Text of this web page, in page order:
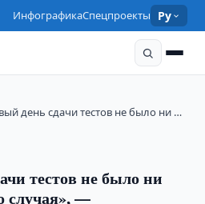
ИнфографикаСпецпроекты Ру
день сдачи тестов не было ни …
тестов не было ни
случая», —